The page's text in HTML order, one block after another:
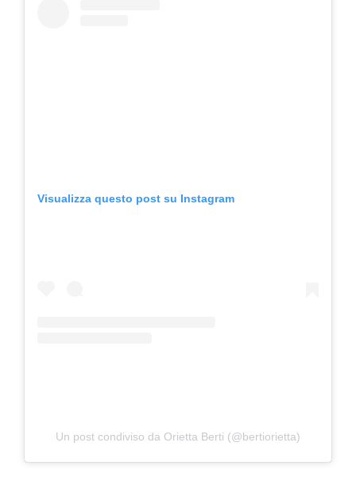
Visualizza questo post su Instagram
Un post condiviso da Orietta Berti (@bertiorietta)